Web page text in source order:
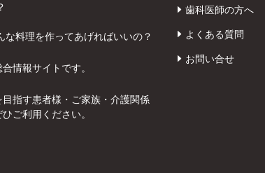
料理を作ってあげればいいの？
情報サイトです。
目指す患者様・ご家族・介護関係
ご利用ください。
歯科医師の方へ
よくある質問
お問い合せ